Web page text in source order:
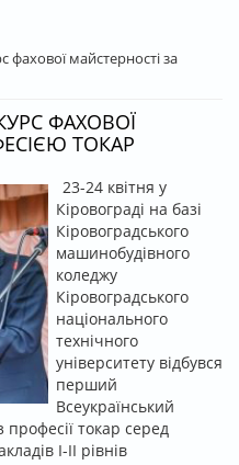
фахової майстерності за
ФАХОВОЇ
ТОКАР
23-24 квітня у
Кіровограді на базі
Кіровоградського
машинобудівного
коледжу
Кіровоградського
національного
технічного
університету відбувся
перший
Всеукраїнський
професії токар серед
І-ІІ рівнів